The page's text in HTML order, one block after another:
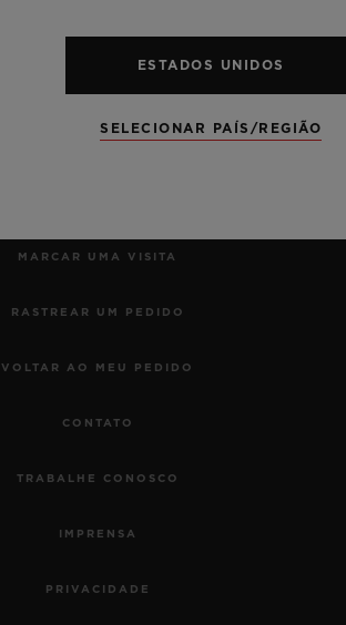
MARCAR UMA VISITA
RASTREAR UM PEDIDO
VOLTAR AO MEU PEDIDO
CONTATO
TRABALHE CONOSCO
IMPRENSA
PRIVACIDADE
ESTADOS UNIDOS
SELECIONAR PAÍS/REGIÃO